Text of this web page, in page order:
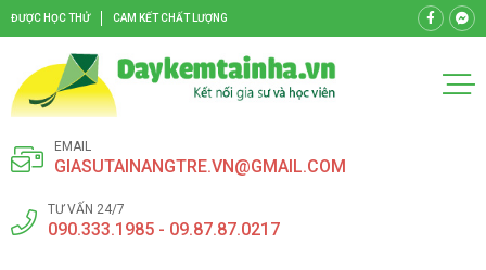
ĐƯỢC HỌC THỬ CAM KẾT CHẤT LƯỢNG
EMAIL
GIASUTAINANGTRE.VN@GMAIL.COM
TƯ VẤN 24/7
090.333.1985 - 09.87.87.0217